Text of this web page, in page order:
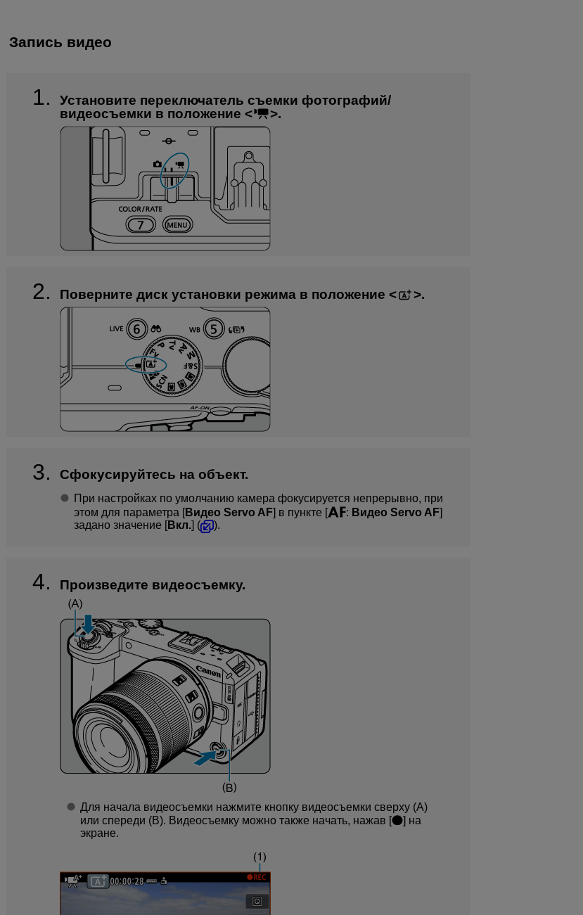
Запись видео
Установите переключатель съемки фотографий/
видеосъемки в положение
.
Поверните диск установки режима в положение .
Сфокусируйтесь на объект.
При настройках по умолчанию камера фокусируется непрерывно, при
этом для параметра [
Видео Servo AF ] в пункте [ : Видео Servo AF
задано значение [
Вкл. ] ( ).
Произведите видеосъемку.
Для начала видеосъемки нажмите кнопку видеосъемки сверху (A)
или спереди (B). Видеосъемку можно также начать, нажав [
] на
экране.